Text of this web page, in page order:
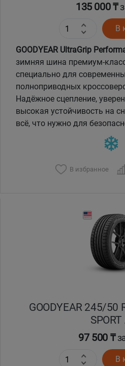
135 000 ₸
В
GOODYEAR UltraGrip
зимняя шина премиум-
специально для
полноприводных
Надёжное сцепление,
высокая устойчивость на
всё, что нужно для
В избранное
GOODYEAR 245/50
SPORT
97 500 ₸
В